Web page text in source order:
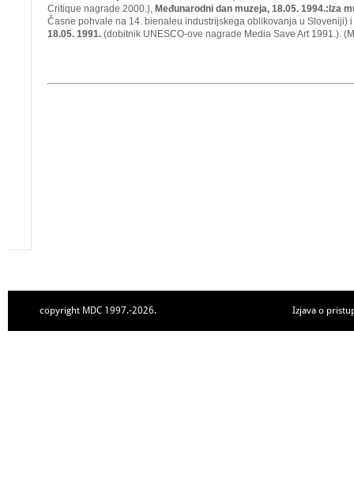
Critique nagrade 2000.), Međunarodni dan muzeja, 18.05. 1994.:Iza
Časne pohvale na 14. bienaleu industrijskega oblikovanja u Sloveniji) i
18.05. 1991. (dobitnik UNESCO-ove nagrade Media Save Art 1991.).
copyright MDC 1997.-2026. Izjava o